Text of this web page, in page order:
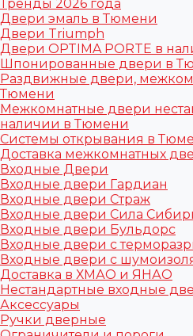
Тренды 2026 года
Двери эмаль в Тюмени
Двери Triumph
Двери OPTIMA PORTE в
Шпонированные двери в
Раздвижные двери,
Тюмени
Межкомнатные двери
наличии в Тюмени
Системы открывания в
Доставка межкомнатных
Входные Двери
Входные двери Гардиан
Входные двери Страж
Входные двери Сила
Входные двери Бульдорс
Входные двери с
Входные двери с
Доставка в ХМАО и ЯНАО
Нестандартные входные
Аксессуары
Ручки дверные